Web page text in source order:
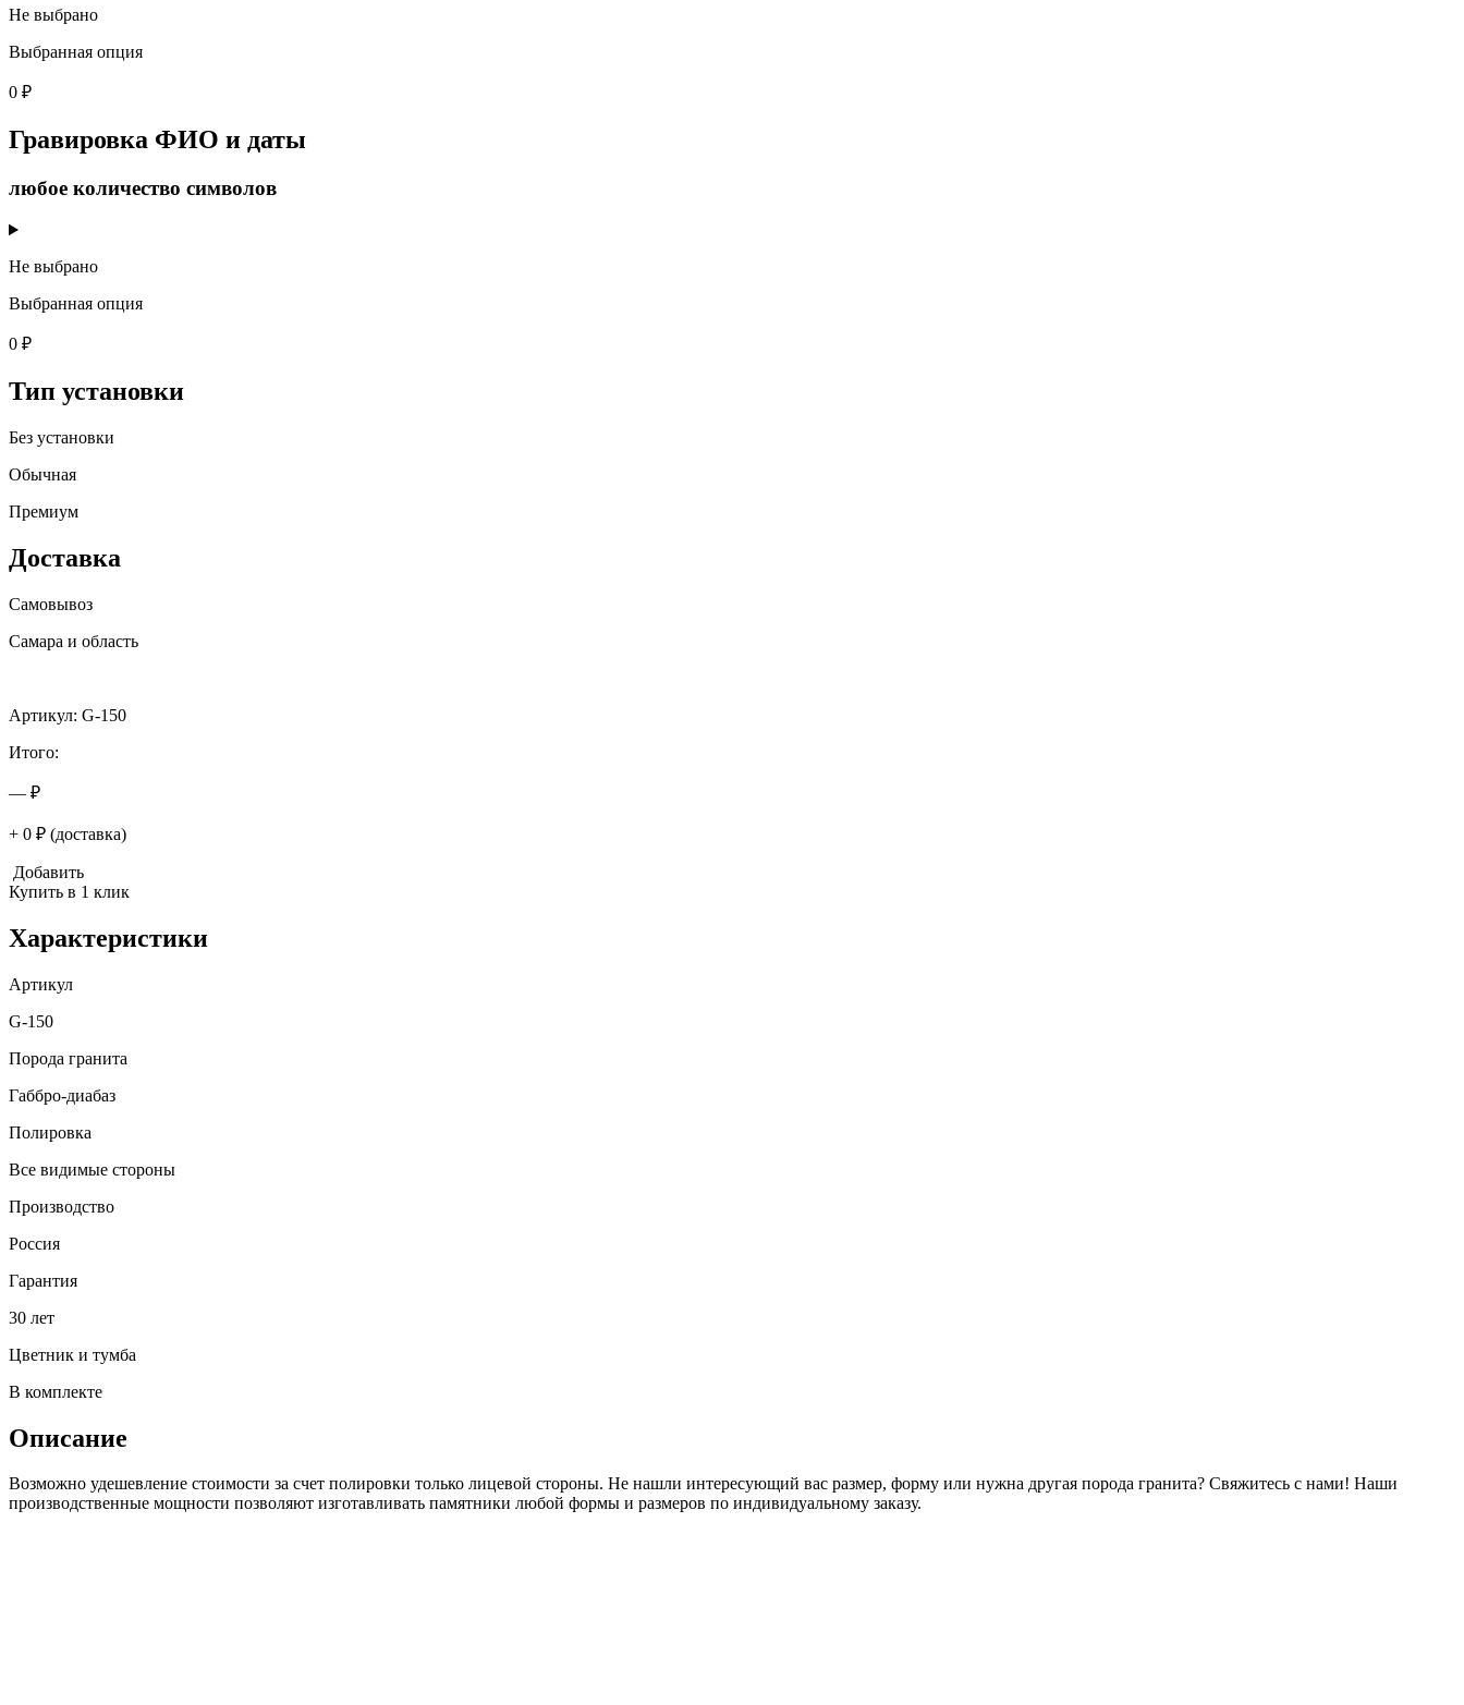
Не выбрано
Выбранная опция
0 ₽
Гравировка ФИО и даты
любое количество символов
Не выбрано
Выбранная опция
0 ₽
Тип установки
Без установки
Обычная
Премиум
Доставка
Самовывоз
Самара и область
Артикул: G-150
Итого:
— ₽
+ 0 ₽ (доставка)
Добавить
Купить в 1 клик
Характеристики
Артикул
G-150
Порода гранита
Габбро-диабаз
Полировка
Все видимые стороны
Производство
Россия
Гарантия
30 лет
Цветник и тумба
В комплекте
Описание
Возможно удешевление стоимости за счет полировки только лицевой стороны. Не нашли интересующий вас размер, форму или нужна другая порода гранита? Свяжитесь с нами! Наши
производственные мощности позволяют изготавливать памятники любой формы и размеров по индивидуальному заказу.